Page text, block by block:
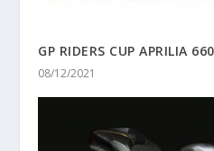
GP RIDERS CUP APRILIA
08/12/2021